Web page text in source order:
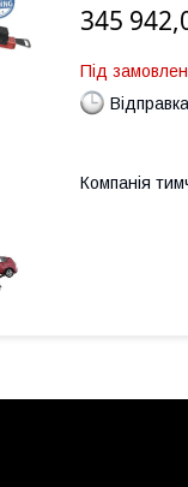
345
Під
Компанія